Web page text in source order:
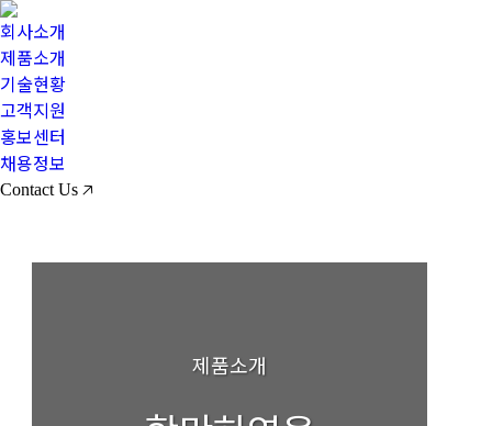
회사소개
제품소개
기술현황
고객지원
홍보센터
채용정보
Contact Us 🡥
제품소개